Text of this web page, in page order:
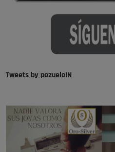
Tweets by pozueloIN